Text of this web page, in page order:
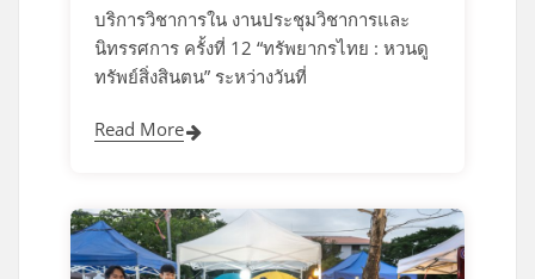
บริการวิชาการใน งานประชุมวิชาการและ
นิทรรศการ ครั้งที่ 12 “ทรัพยากรไทย : หวนดู
ทรัพย์สิ่งสินตน” ระหว่างวันที่
Read More